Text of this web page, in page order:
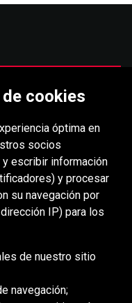
de cookies
óptima en
socios
escribir información
y procesar
su navegación por
IP) para los
de nuestro sitio
navegación;